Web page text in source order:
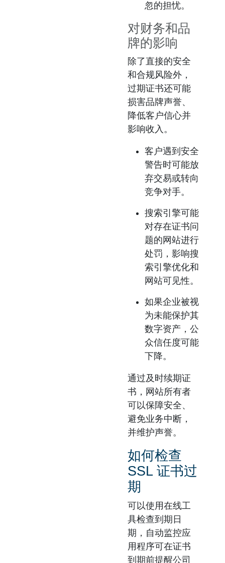
忽的担忧。
对财务和品
牌的影响
除了直接的安全
和合规风险外，
过期证书还可能
损害品牌声誉、
降低客户信心并
影响收入。
客户遇到安全
警告时可能放
弃交易或转向
竞争对手。
搜索引擎可能
对存在证书问
题的网站进行
处罚，影响搜
索引擎优化和
网站可见性。
如果企业被视
为未能保护其
数字资产，公
众信任度可能
下降。
通过及时续期证
书，网站所有者
可以保障安全、
避免业务中断，
并维护声誉。
如何检查
SSL 证书过
期
可以使用在线工
具检查到期日
期，自动监控应
用程序可在证书
到期前提醒公司